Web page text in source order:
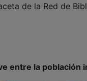
de la Red de
entre la población